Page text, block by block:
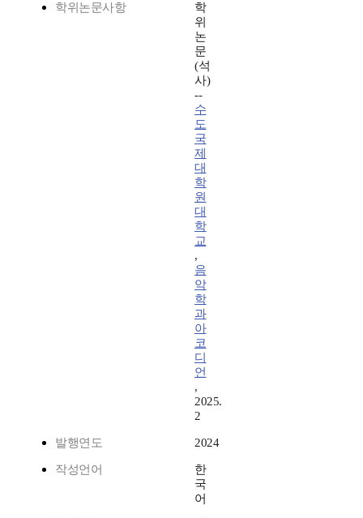
학위논문사항
학
위
논
문
(석
사)
--
수
도
국
제
대
학
원
대
학
교
,
음
악
학
과
아
코
디
언
,
2025.
2
발행연도 2024
작성언어
한
국
어